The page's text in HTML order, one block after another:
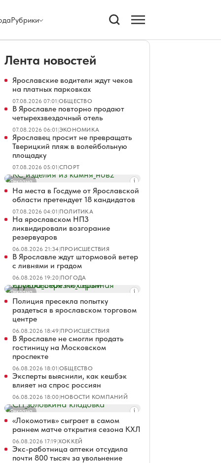
Рубрики
Лента новостей
Ярославские водители ждут чеков
на платных парковках
07.08.2026 07:01|ОБЩЕСТВО
В Ярославле повторно продают
четырехзвездочный отель
07.08.2026 06:01|ЭКОНОМИКА
Ярославец просит не превращать
Тверицкий пляж в волейбольную
площадку
07.08.2026 05:01|СПОРТ
Реклама
На места в Госдуме от Ярославской
области претендует 18 кандидатов
07.08.2026 04:01|ПОЛИТИКА
На ярославском НПЗ
ликвидировали возгорание
резервуаров
06.08.2026 21:34|ПРОИСШЕСТВИЯ
В Ярославле ждут штормовой ветер
с ливнями и градом
06.08.2026 19:20|ПОГОДА
Реклама
Полиция пресекла попытку
раздеться в ярославском торговом
центре
06.08.2026 18:49|ПРОИСШЕСТВИЯ
В Ярославле не смогли продать
гостиницу на Московском
проспекте
06.08.2026 18:01|ОБЩЕСТВО
Эксперты выяснили, как кешбэк
влияет на спрос россиян
06.08.2026 18:00|НОВОСТИ КОМПАНИЙ
Реклама
«Локомотив» сыграет в самом
раннем матче открытия сезона КХЛ
06.08.2026 17:19|ХОККЕЙ
Экс-работница аптеки отсудила
почти 800 тысяч за увольнение